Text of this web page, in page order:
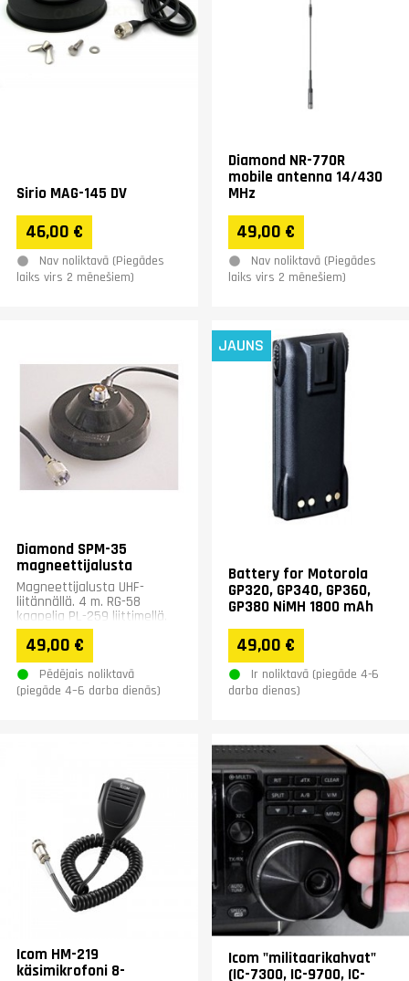
Sirio MAG-145 DV
46,00 €
Nav noliktavā (Piegādes
laiks virs 2 mēnešiem)
Diamond NR-770R
mobile antenna 14/430
MHz
49,00 €
Nav noliktavā (Piegādes
laiks virs 2 mēnešiem)
Diamond SPM-35
magneettijalusta
Magneettijalusta UHF-
liitännällä. 4 m. RG-58
kaapelia PL-259 liittimellä.
Halkaisija 11 cm.
49,00 €
Pēdējais noliktavā
(piegāde 4–6 darba dienās)
JAUNS
Battery for Motorola
GP320, GP340, GP360,
GP380 NiMH 1800 mAh
49,00 €
Ir noliktavā (piegāde 4-6
darba dienas)
Icom HM-219
käsimikrofoni 8-
Icom "militaarikahvat"
(IC-7300, IC-9700, IC-